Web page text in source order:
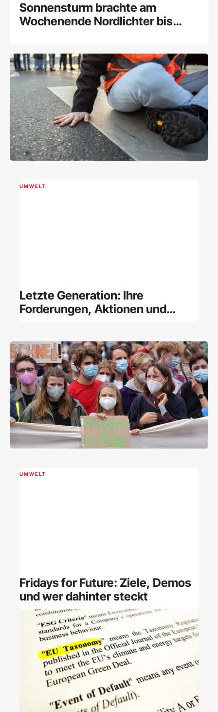
Sonnensturm brachte am
Wochenende Nordlichter bis
UMWELT
Letzte Generation: Ihre
Forderungen, Aktionen und
UMWELT
Fridays for Future: Ziele, Demos
und wer dahinter steckt